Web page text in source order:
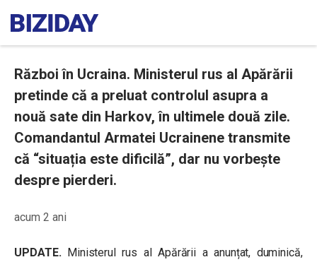
Război în Ucraina. Ministerul rus al Apărării
pretinde că a preluat controlul asupra a
nouă sate din Harkov, în ultimele două zile.
Comandantul Armatei Ucrainene transmite
că “situația este dificilă”, dar nu vorbește
despre pierderi.
acum 2 ani
UPDATE. Ministerul rus al Apărării a anunțat, duminică,